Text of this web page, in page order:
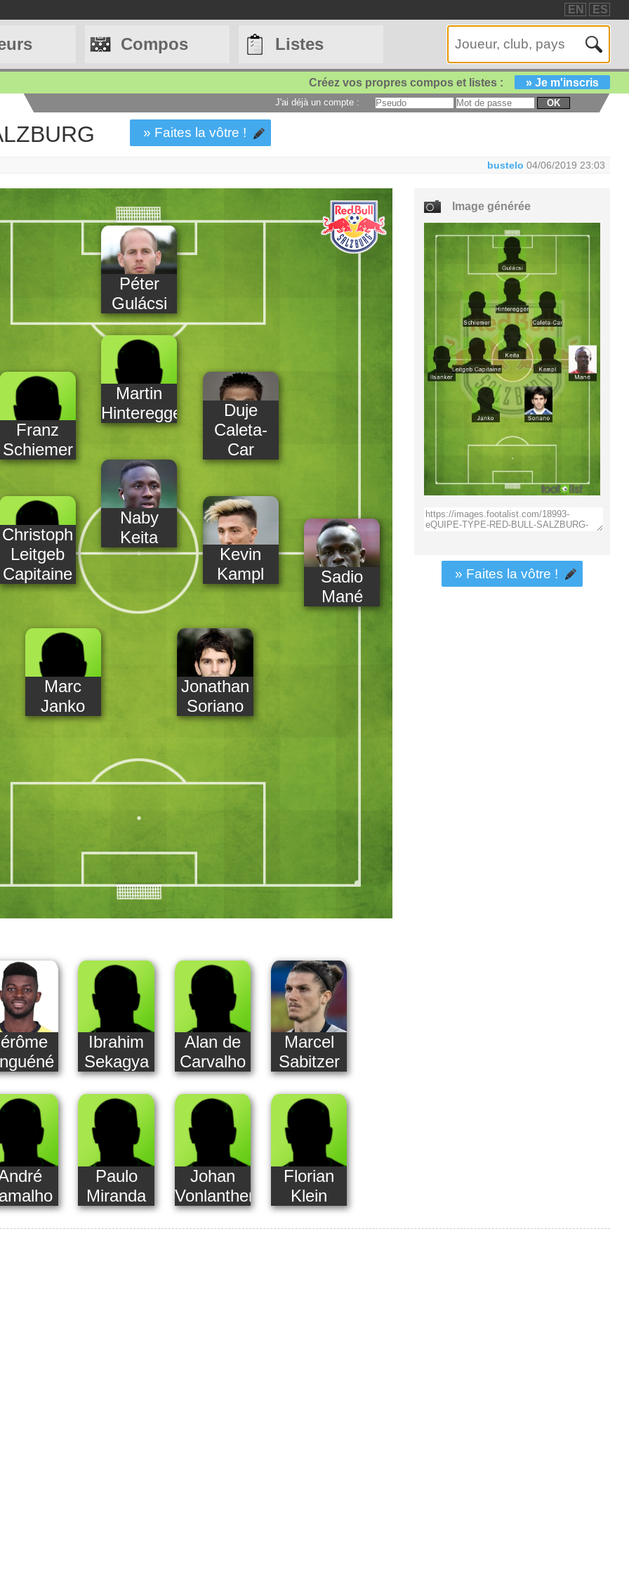
EN ES
Compos Listes
Créez vos propres compos et listes : » Je m'inscris
J'ai déjà un compte : OK
» Faites la vôtre !
bustelo 04/06/2019 23:03
Péter
Gulácsi
Franz
Schiemer
Martin
Hinteregger
Duje
Caleta-
Car
Naby
Keita
Sadio
Mané
Christoph
Leitgeb
Capitaine
Kevin
Kampl
Marc
Janko
Jonathan
Soriano
Ibrahim
Sekagya
Alan de
Carvalho
Marcel
Sabitzer
Paulo
Miranda
Johan
Vonlanthen
Florian
Klein
Image générée
» Faites la vôtre !